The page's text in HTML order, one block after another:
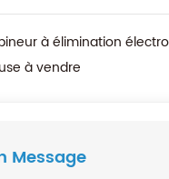
à élimination
à vendre
Message